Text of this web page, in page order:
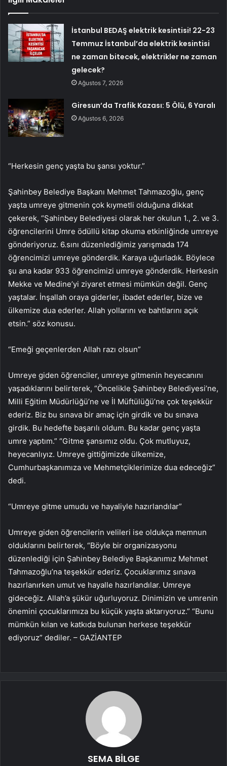
İstanbul BEDAŞ elektrik kesintisi! 22-23
Temmuz İstanbul’da elektrik kesintisi
ne zaman bitecek, elektrikler ne zaman
gelecek?
Ağustos 7, 2026
Giresun’da Trafik Kazası: 5 Ölü, 6 Yaralı
Ağustos 6, 2026
“Herkesin genç yaşta bu şansı yoktur.”
Şahinbey Belediye Başkanı Mehmet Tahmazoğlu, genç
yaşta umreye gitmenin çok kıymetli olduğuna dikkat
çekerek, “Şahinbey Belediyesi olarak her okulun 1., 2. ve 3.
öğrencilerini Umre ödüllü kitap okuma etkinliğinde umreye
gönderiyoruz. 6.sını düzenlediğimiz yarışmada 174
öğrencimizi umreye gönderdik. Karaya uğurladık. Böylece
şu ana kadar 933 öğrencimizi umreye gönderdik. Herkesin
Mekke ve Medine’yi ziyaret etmesi mümkün değil. Genç
yaştalar. İnşallah oraya giderler, ibadet ederler, bize ve
ülkemize dua ederler. Allah yollarını ve bahtlarını açık
etsin.” söz konusu.
“Emeği geçenlerden Allah razı olsun”
Umreye giden öğrenciler, umreye gitmenin heyecanını
yaşadıklarını belirterek, “Öncelikle Şahinbey Belediyesi’ne,
Milli Eğitim Müdürlüğü’ne ve İl Müftülüğü’ne çok teşekkür
ederiz. Biz bu sınava bir amaç için girdik ve bu sınava
girdik. Bu hedefte başarılı oldum. Bu kadar genç yaşta
umre yaptım.” “Gitme şansımız oldu. Çok mutluyuz,
heyecanlıyız. Umreye gittiğimizde ülkemize,
Cumhurbaşkanımıza ve Mehmetçiklerimize dua edeceğiz”
dedi.
“Umreye gitme umudu ve hayaliyle hazırlandılar”
Umreye giden öğrencilerin velileri ise oldukça memnun
olduklarını belirterek, “Böyle bir organizasyonu
düzenlediği için Şahinbey Belediye Başkanımız Mehmet
Tahmazoğlu’na teşekkür ederiz. Çocuklarımız sınava
hazırlanırken umut ve hayalle hazırlandılar. Umreye
gideceğiz. Allah’a şükür uğurluyoruz. Dinimizin ve umrenin
önemini çocuklarımıza bu küçük yaşta aktarıyoruz.” “Bunu
mümkün kılan ve katkıda bulunan herkese teşekkür
ediyoruz” dediler. – GAZİANTEP
SEMA BİLGE